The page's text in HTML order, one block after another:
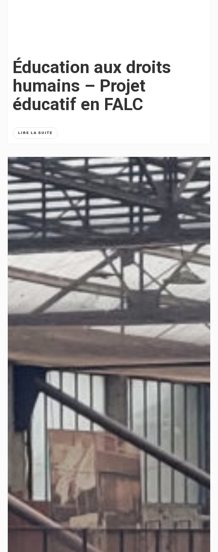
Éducation aux droits
humains – Projet
éducatif en FALC
LIRE LA SUITE